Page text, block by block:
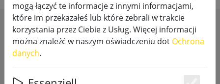
SHOW FILTERS
7 articles
mogą łączyć te informacje z innymi informacjami,
które im przekazałeś lub które zebrali w trakcie
korzystania przez Ciebie z Usług. Więcej informacji
można znaleźć w naszym oświadczeniu dot Ochrona
danych.